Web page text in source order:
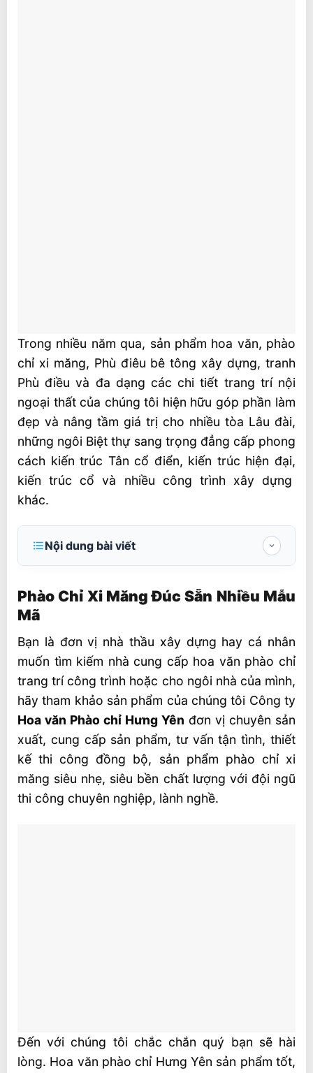
Trong nhiều năm qua, sản phẩm hoa văn, phào
chỉ xi măng, Phù điêu bê tông xây dựng, tranh
Phù điều và đa dạng các chi tiết trang trí nội
ngoại thất của chúng tôi hiện hữu góp phần làm
đẹp và nâng tầm giá trị cho nhiều tòa Lâu đài,
những ngôi Biệt thự sang trọng đẳng cấp phong
cách kiến trúc Tân cổ điển, kiến trúc hiện đại,
kiến trúc cổ và nhiều công trình xây dựng
khác.
Nội dung bài viết
Vài nét khái quát về Phào chỉ
Phào chỉ xi măng đắp trực tiếp
Phào chỉ xi măng siêu nhẹ đúc sẵn
Có mấy loại phào chỉ xi măng ?
1. Phào xi măng trần nhà
2. Phào xi măng cổ trần
3. Phào chỉ góc
4. Phào chỉ lưng tường
Phào Chỉ Xi Măng Đúc Sẵn Nhiều Mẫu
Mã
Bạn là đơn vị nhà thầu xây dựng hay cá nhân
muốn tìm kiếm nhà cung cấp hoa văn phào chỉ
trang trí công trình hoặc cho ngôi nhà của mình,
hãy tham khảo sản phẩm của chúng tôi Công ty
Hoa văn Phào chỉ Hưng Yên đơn vị chuyên sản
xuất, cung cấp sản phẩm, tư vấn tận tình, thiết
kế thi công đồng bộ, sản phẩm phào chỉ xi
măng siêu nhẹ, siêu bền chất lượng với đội ngũ
thi công chuyên nghiệp, lành nghề.
Đến với chúng tôi chắc chắn quý bạn sẽ hài
lòng. Hoa văn phào chỉ Hưng Yên sản phẩm tốt,